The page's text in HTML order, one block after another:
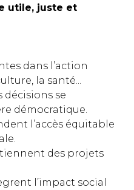
utile, juste et
dans l’action
la santé...
décisions se
démocratique.
l’accès équitable
des projets
l’impact social